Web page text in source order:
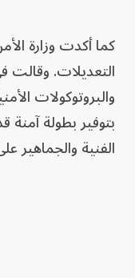
كما أكدت وزارة
التعديلات. وقالت
والبروتوكولات
بتوفير بطولة آمنة
الفنية والجماهير